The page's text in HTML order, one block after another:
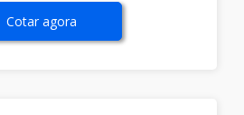
Cotar agora